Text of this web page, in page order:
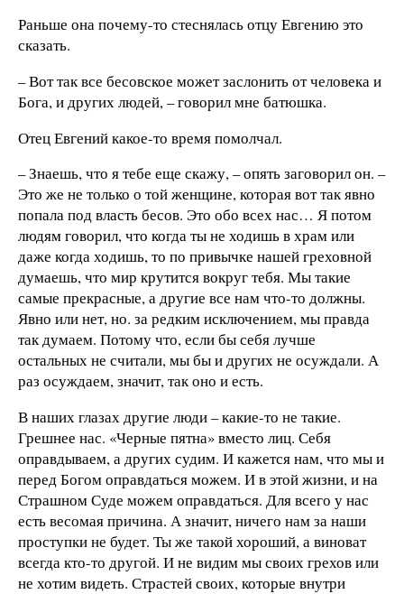
Раньше она почему-то стеснялась отцу Евгению это
сказать.
– Вот так все бесовское может заслонить от человека и
Бога, и других людей, – говорил мне батюшка.
Отец Евгений какое-то время помолчал.
– Знаешь, что я тебе еще скажу, – опять заговорил он. –
Это же не только о той женщине, которая вот так явно
попала под власть бесов. Это обо всех нас… Я потом
людям говорил, что когда ты не ходишь в храм или
даже когда ходишь, то по привычке нашей греховной
думаешь, что мир крутится вокруг тебя. Мы такие
самые прекрасные, а другие все нам что-то должны.
Явно или нет, но. за редким исключением, мы правда
так думаем. Потому что, если бы себя лучше
остальных не считали, мы бы и других не осуждали. А
раз осуждаем, значит, так оно и есть.
В наших глазах другие люди – какие-то не такие.
Грешнее нас. «Черные пятна» вместо лиц. Себя
оправдываем, а других судим. И кажется нам, что мы и
перед Богом оправдаться можем. И в этой жизни, и на
Страшном Суде можем оправдаться. Для всего у нас
есть весомая причина. А значит, ничего нам за наши
проступки не будет. Ты же такой хороший, а виноват
всегда кто-то другой. И не видим мы своих грехов или
не хотим видеть. Страстей своих, которые внутри